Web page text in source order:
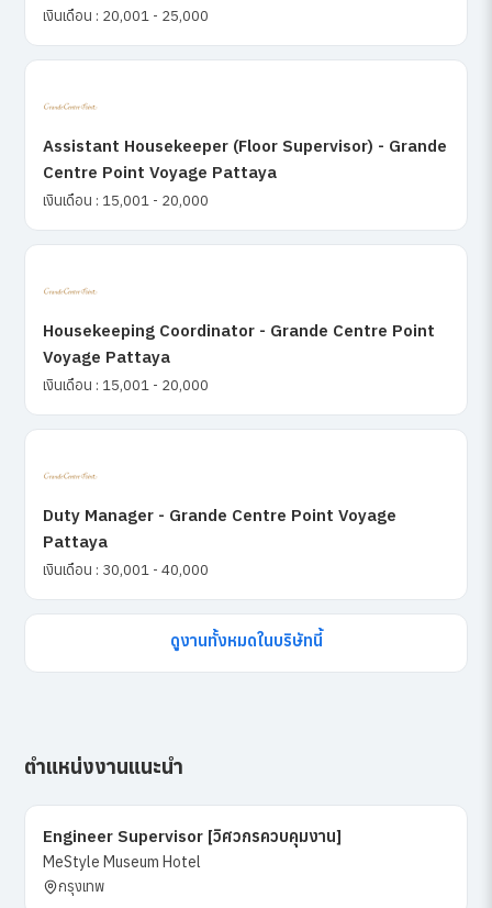
เงินเดือน : 20,001 - 25,000
Assistant Housekeeper (Floor Supervisor) - Grande
Centre Point Voyage Pattaya
เงินเดือน : 15,001 - 20,000
Housekeeping Coordinator - Grande Centre Point
Voyage Pattaya
เงินเดือน : 15,001 - 20,000
Duty Manager - Grande Centre Point Voyage
Pattaya
เงินเดือน : 30,001 - 40,000
ดูงานทั้งหมดในบริษัทนี้
ตำแหน่งงานแนะนำ
Engineer Supervisor [วิศวกรควบคุมงาน]
MeStyle Museum Hotel
กรุงเทพ